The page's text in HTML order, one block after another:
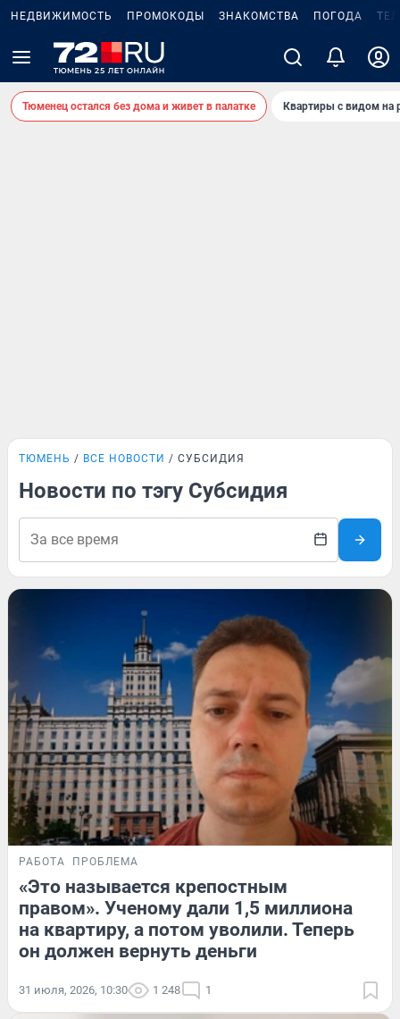
НЕДВИЖИМОСТЬ ПРОМОКОДЫ ЗНАКОМСТВА ПОГОДА
Тюменец остался без дома и живет в палатке Квартиры с видом на
ТЮМЕНЬ ВСЕ НОВОСТИ СУБСИДИЯ
Новости по тэгу Субсидия
РАБОТА ПРОБЛЕМА
«Это называется крепостным
правом». Ученому дали 1,5 миллиона
на квартиру, а потом уволили. Теперь
он должен вернуть деньги
31 июля, 2026, 10:30 1 248 1